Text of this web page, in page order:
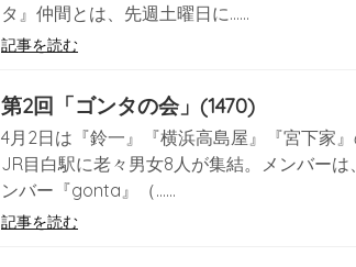
タ』仲間とは、先週土曜日に……
記事を読む
第2回「ゴンタの会」(1470)
4月2日は『鈴一』『横浜高島屋』『宮下家
JR目白駅に老々男女8人が集結。メンバー
ンバー『gonta』（……
記事を読む